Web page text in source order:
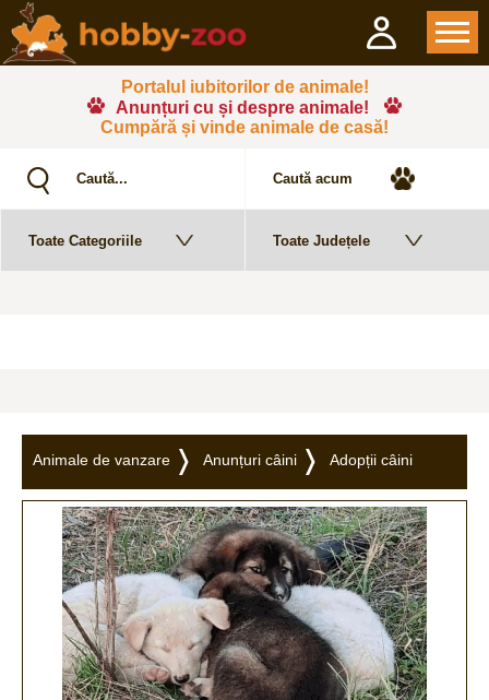
Portalul iubitorilor de animale!
Anunțuri cu și despre animale!
Cumpără și vinde animale de casă!
Animale de vanzare Anunțuri câini Adopții câini